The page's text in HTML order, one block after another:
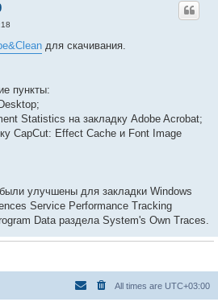
для скачивания.
пункты:
Statistics на закладку Adobe Acrobat;
CapCut: Effect Cache и Font Image
улучшены для закладки Windows
Service Performance Tracking
Data раздела System's Own Traces.
All times are UTC+03:00